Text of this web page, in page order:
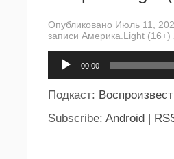
Опубликовано Июль 11,
записи Америка.Light (16+)
00:00
Подкаст:
Subscribe: Android